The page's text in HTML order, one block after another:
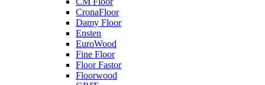
CronaFloor
Damy Floor
Ensten
EuroWood
Fine Floor
Floor Fastor
Floorwood